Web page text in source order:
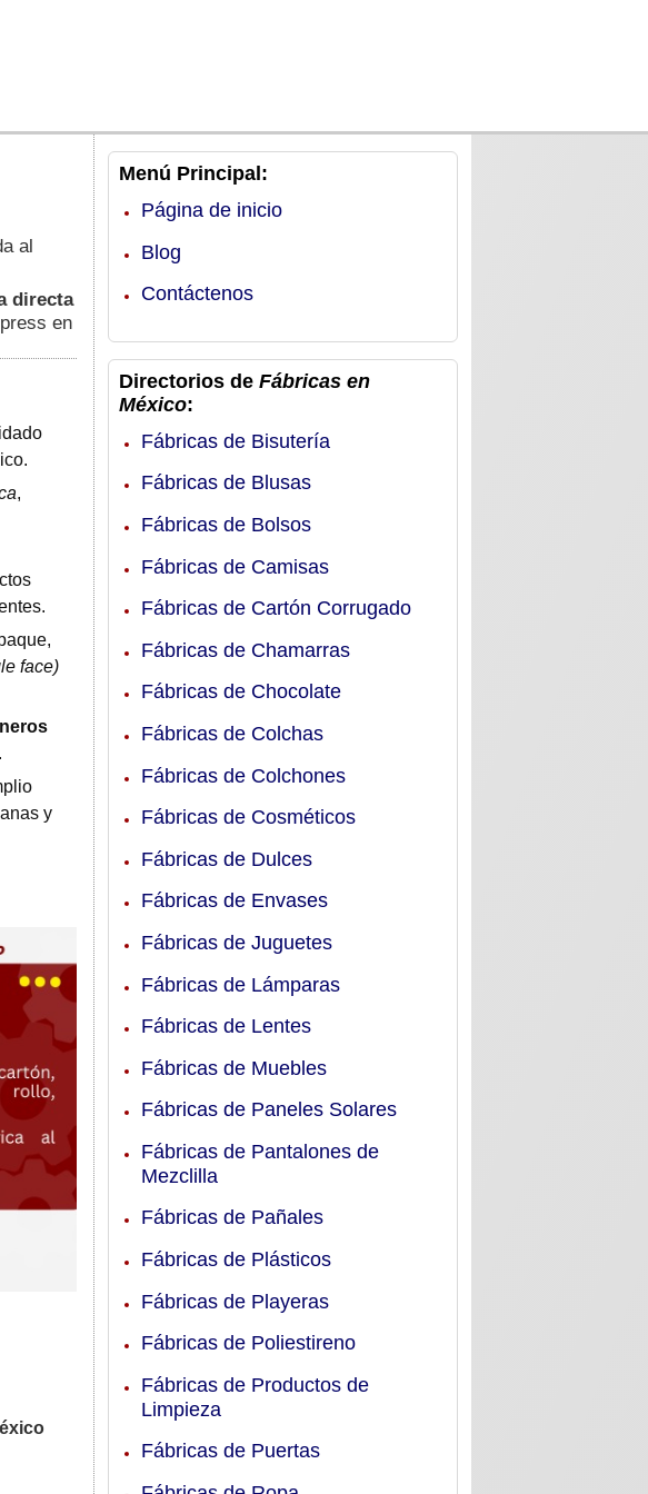
al
directa
en
,
face)
y
Menú Principal:
Página de inicio
Blog
Contáctenos
Directorios deFábricas en
México:
Fábricas de Bisutería
Fábricas de Blusas
Fábricas de Bolsos
Fábricas de Camisas
Fábricas de Cartón Corrugado
Fábricas de Chamarras
Fábricas de Chocolate
Fábricas de Colchas
Fábricas de Colchones
Fábricas de Cosméticos
Fábricas de Dulces
Fábricas de Envases
Fábricas de Juguetes
Fábricas de Lámparas
Fábricas de Lentes
Fábricas de Muebles
Fábricas de Paneles Solares
Fábricas de Pantalones de
Mezclilla
Fábricas de Pañales
Fábricas de Plásticos
Fábricas de Playeras
Fábricas de Poliestireno
Fábricas de Productos de
Limpieza
Fábricas de Puertas